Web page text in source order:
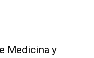
Medicina y